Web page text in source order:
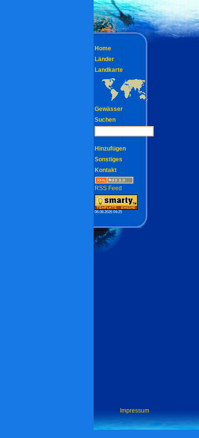
Home
Länder
Landkarte
Gewässer
Suchen
Hinzufügen
Sonstiges
Kontakt
RSS Feed
06.08.2026 04:25
Impressum